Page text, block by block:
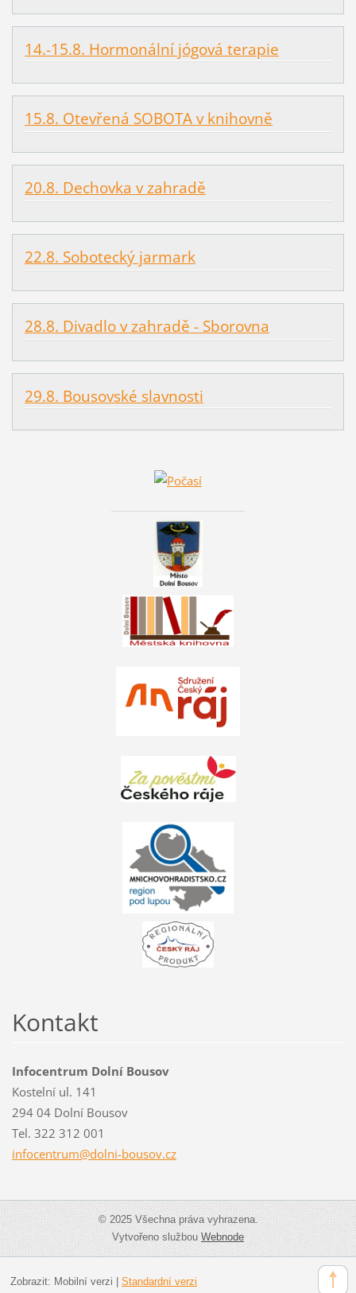
14.-15.8. Hormonální jógová terapie
15.8. Otevřená SOBOTA v knihovně
20.8. Dechovka v zahradě
22.8. Sobotecký jarmark
28.8. Divadlo v zahradě - Sborovna
29.8. Bousovské slavnosti
Kontakt
Infocentrum Dolní Bousov
Kostelní ul. 141
294 04 Dolní Bousov
Tel. 322 312 001
infocentrum@dolni-bousov.cz
© 2025 Všechna práva vyhrazena.
Vytvořeno službouWebnode
Zobrazit: Mobilní verzi | Standardní verzi